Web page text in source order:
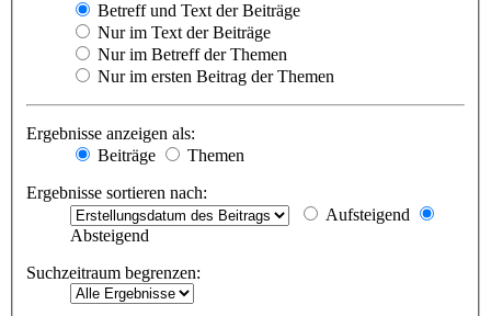
Betreff und Text der Beiträge
Nur im Text der Beiträge
Nur im Betreff der Themen
Nur im ersten Beitrag der Themen
Ergebnisse anzeigen als:
Beiträge
Themen
Ergebnisse sortieren nach:
Aufsteigend
Absteigend
Suchzeitraum begrenzen: